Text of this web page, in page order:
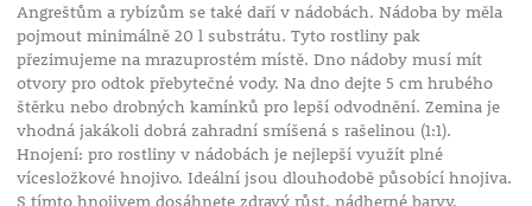
Angreštům a rybízům se také daří v nádobách. Nádoba by měla
pojmout minimálně 20 l substrátu. Tyto rostliny pak
přezimujeme na mrazuprostém místě. Dno nádoby musí mít
otvory pro odtok přebytečné vody. Na dno dejte 5 cm hrubého
štěrku nebo drobných kamínků pro lepší odvodnění. Zemina je
vhodná jakákoli dobrá zahradní smíšená s rašelinou (1:1).
Hnojení: pro rostliny v nádobách je nejlepší využít plné
vícesložkové hnojivo. Ideální jsou dlouhodobě působící hnojiva.